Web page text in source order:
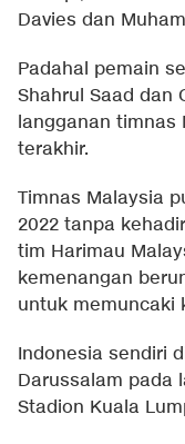
Davies dan
Padahal pemain
Shahrul Saad dan
langganan timnas
terakhir.
Timnas Malaysia
2022 tanpa
tim Harimau
kemenangan
untuk memuncaki
Indonesia sendiri
Darussalam pada
Stadion Kuala